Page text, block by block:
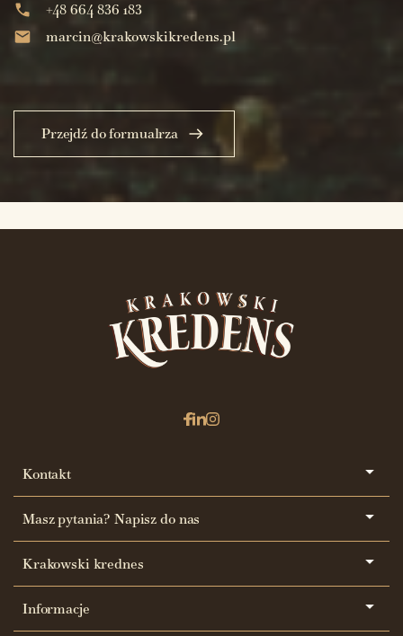
+48 664 836 183
marcin@krakowskikredens.pl
Przejdź do formualrza
Kontakt
Masz pytania? Napisz do nas
Krakowski krednes
Informacje